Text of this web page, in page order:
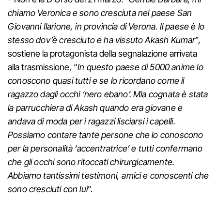
chiamo Veronica e sono cresciuta nel paese San
Giovanni Ilarione, in provincia di Verona. Il paese è lo
stesso dov’è cresciuto e ha vissuto Akash Kumar”,
sostiene la protagonista della segnalazione arrivata
alla trasmissione, “In questo paese di 5000 anime lo
conoscono quasi tutti e se lo ricordano come il
ragazzo dagli occhi ‘nero ebano’. Mia cognata è stata
la parrucchiera di Akash quando era giovane e
andava di moda per i ragazzi lisciarsi i capelli.
Possiamo contare tante persone che lo conoscono
per la personalità ‘accentratrice’ e tutti confermano
che gli occhi sono ritoccati chirurgicamente.
Abbiamo tantissimi testimoni, amici e conoscenti che
sono cresciuti con lui”.